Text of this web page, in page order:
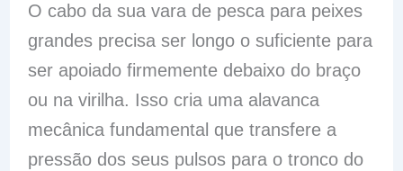
O cabo da sua vara de pesca para peixes
grandes precisa ser longo o suficiente para
ser apoiado firmemente debaixo do braço
ou na virilha. Isso cria uma alavanca
mecânica fundamental que transfere a
pressão dos seus pulsos para o tronco do